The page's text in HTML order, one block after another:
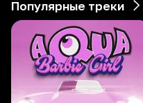
Популярные треки